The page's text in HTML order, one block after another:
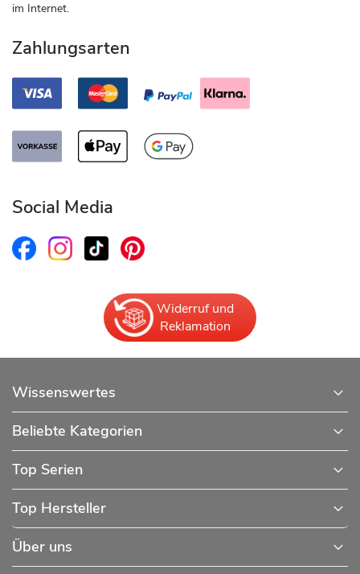
im Internet.
Zahlungsarten
Social Media
Widerruf und
Reklamation
Wissenswertes
Beliebte Kategorien
Top Serien
Top Hersteller
Über uns